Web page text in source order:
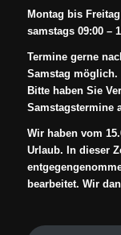
Montag bis
samstags 09:00 –
Termine gerne
Samstag möglich.
Bitte haben Sie
Samstagstermine
Wir haben vom
Urlaub. In dieser
bearbeitet. Wir